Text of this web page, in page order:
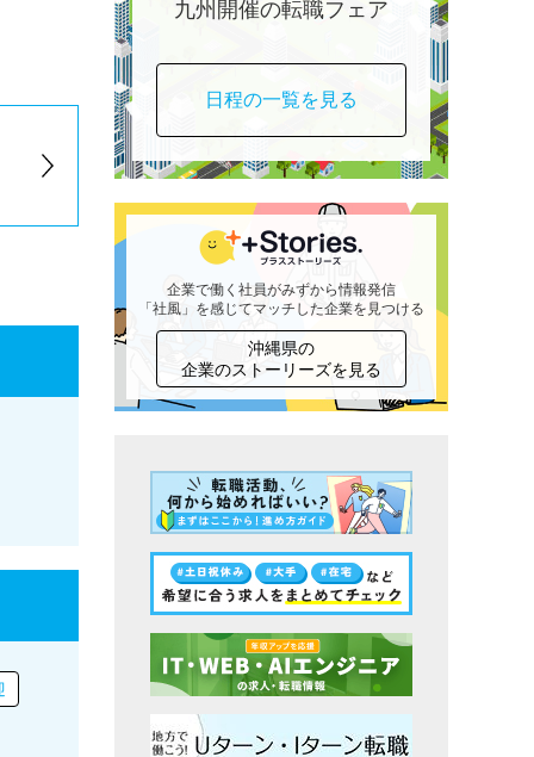
九州開催の転職フェア
日程の一覧を見る
企業で働く社員がみずから情報発信
「社風」を感じてマッチした企業を見つける
沖縄県の
企業のストーリーズを見る